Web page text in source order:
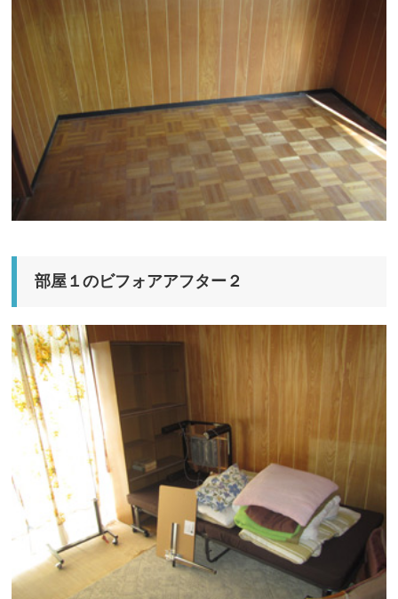
部屋１のビフォアアフター２